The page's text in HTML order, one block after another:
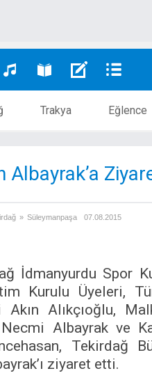
Trakya Eğlence
Albayrak’a
» Süleymanpaşa 07.08.2015
İdmanyurdu Spor
Kurulu Üyeleri,
Akın Alıkçıoğlu,
Necmi Albayrak ve
Tekirdağ
ziyaret etti.